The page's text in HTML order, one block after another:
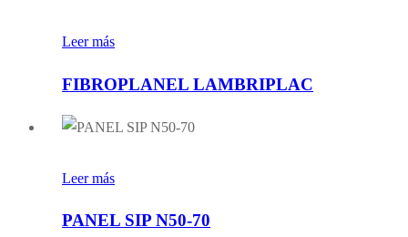
Leer más
FIBROPLANEL LAMBRIPLAC
Leer más
PANEL SIP N50-70